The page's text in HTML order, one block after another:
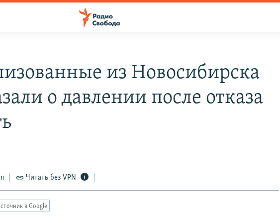
из Новосибирска
о давлении после отказа
Читать без VPN
в Google